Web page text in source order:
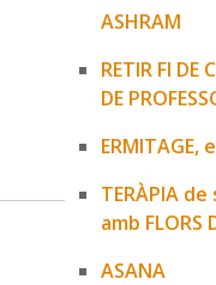
ASHRAM
RETIR FI DE
DE
TERÀPIA
amb FLORS
ASANA